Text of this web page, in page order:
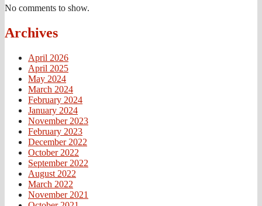
No comments to show.
Archives
April 2026
April 2025
May 2024
March 2024
February 2024
January 2024
November 2023
February 2023
December 2022
October 2022
September 2022
August 2022
March 2022
November 2021